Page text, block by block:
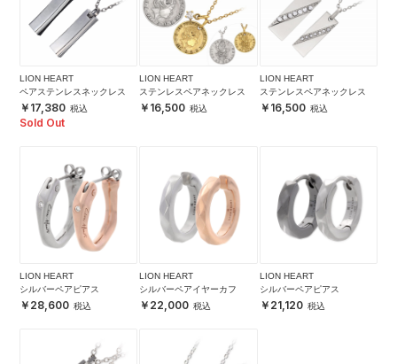
LION HEART
ペアステンレスネックレス
17,380
Sold Out
LION HEART
ステンレスペアネックレス
16,500
LION HEART
ステンレスペアネックレス
16,500
LION HEART
シルバーペアピアス
28,600
LION HEART
シルバーペアイヤーカフ
22,000
LION HEART
シルバーペアピアス
21,120